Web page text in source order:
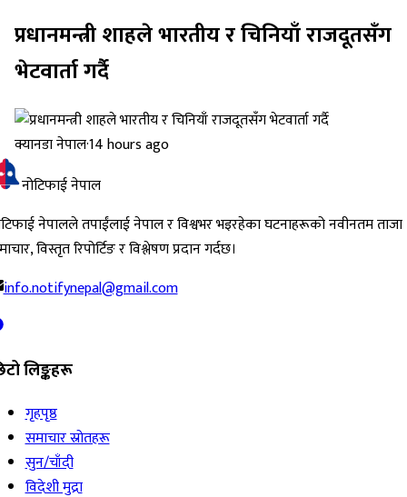
प्रधानमन्त्री शाहले भारतीय र चिनियाँ राजदूतसँग
भेटवार्ता गर्दै
क्यानडा नेपाल·14 hours ago
नोटिफाई नेपाल
नेपालले तपाईंलाई नेपाल र विश्वभर भइरहेका घटनाहरूको नवीनतम ताजा
विस्तृत रिपोर्टिङ र विश्लेषण प्रदान गर्दछ।
info.notifynepal@gmail.com
लिङ्कहरू
गृहपृष्ठ
समाचार स्रोतहरू
सुन/चाँदी
विदेशी मुद्रा